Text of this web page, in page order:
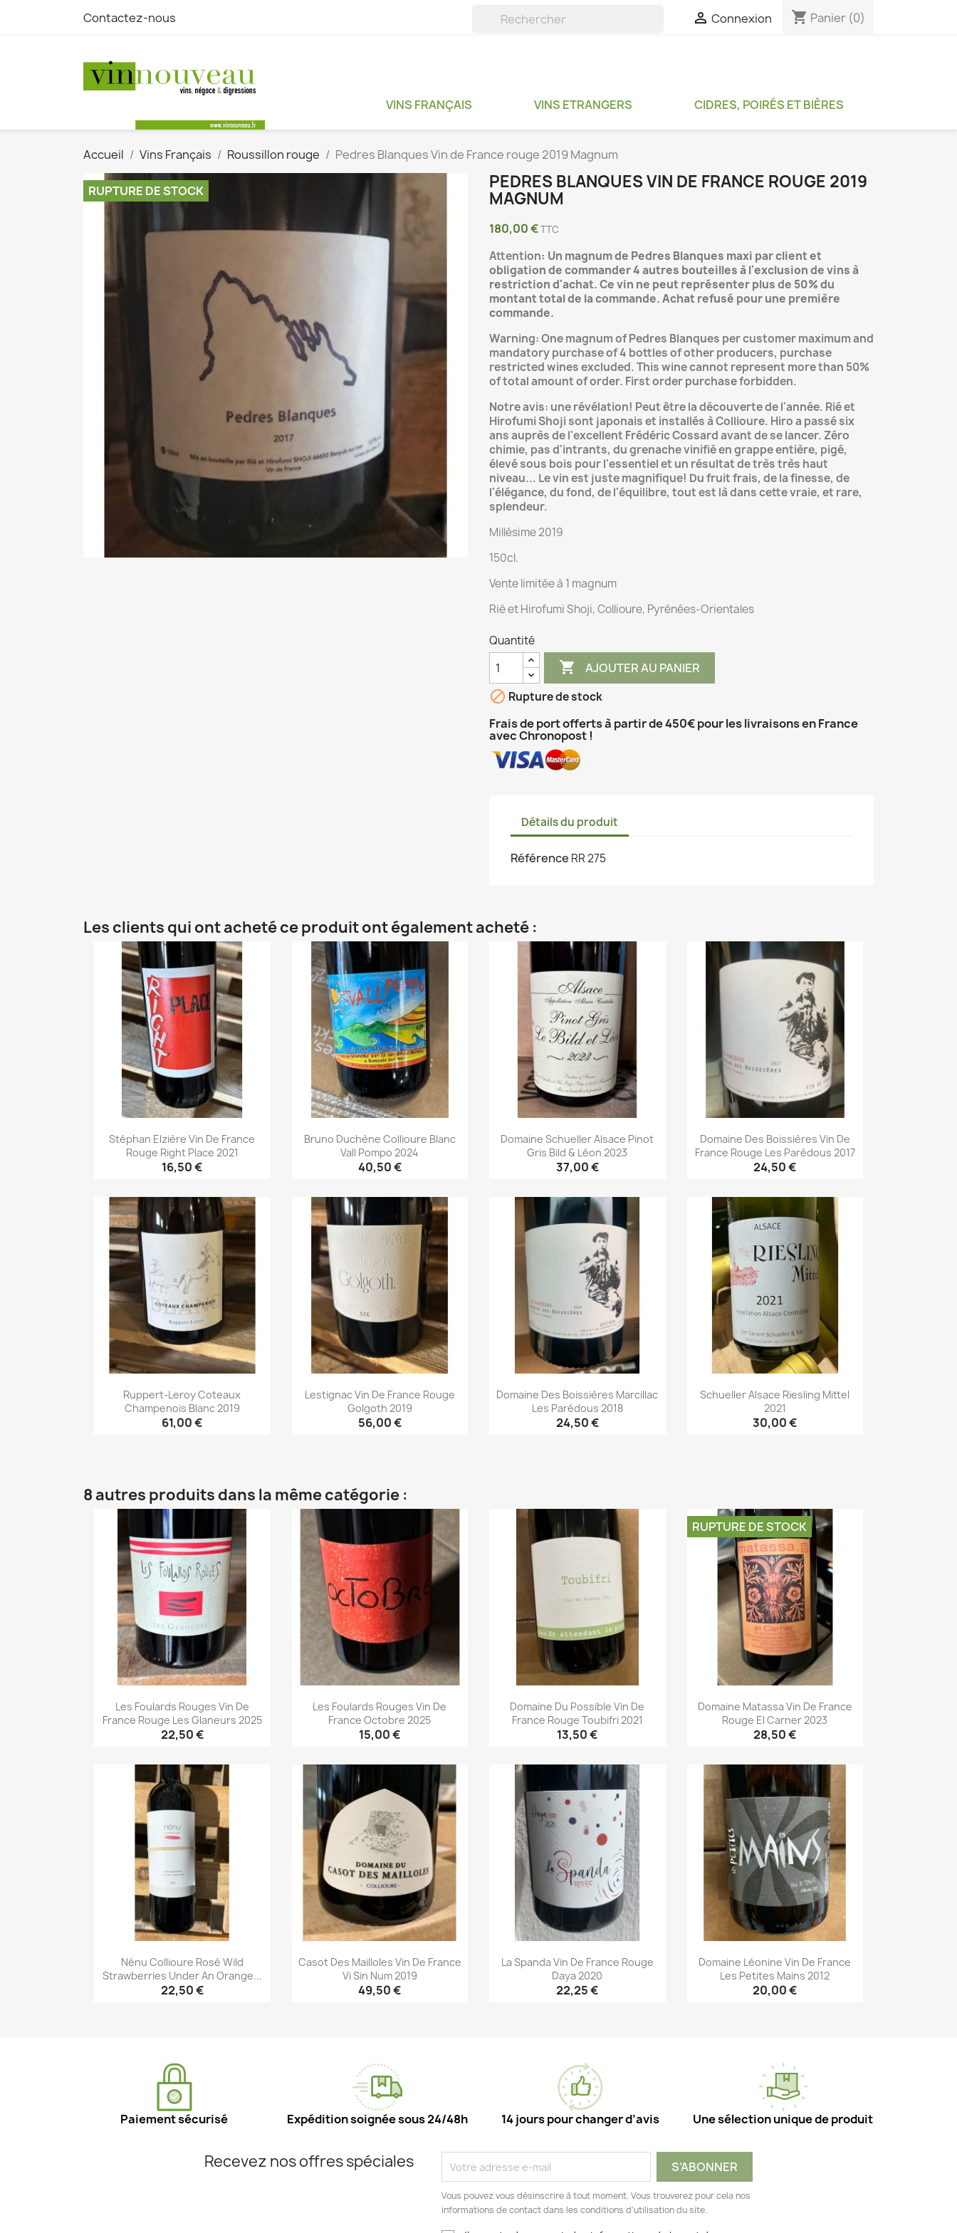
Contactez-nous  Connexion shopping_cart Panier (0)
VINS FRANÇAIS VINS ETRANGERS CIDRES, POIRÉS ET BIÈRES
Accueil Vins Français Roussillon rouge Pedres Blanques Vin de France rouge 2019 Magnum
RUPTURE DE STOCK
PEDRES BLANQUES VIN DE FRANCE ROUGE 2019
MAGNUM
180,00 €TTC
Attention: Un magnum de Pedres Blanques maxi par client et
obligation de commander 4 autres bouteilles à l'exclusion de vins à
restriction d'achat. Ce vin ne peut représenter plus de 50% du
montant total de la commande. Achat refusé pour une première
commande.
Warning:Onemagnum of Pedres Blanques per customer maximum and
mandatory purchase of 4 bottles of other producers, purchase
restricted wines excluded. This wine cannot represent more than 50%
of total amount of order. First order purchase forbidden.
Notre avis: une révélation! Peut être la découverte de l'année. Rié et
Hirofumi Shoji sont japonais et installés à Collioure. Hiro a passé six
ans auprès de l'excellent Frédéric Cossard avant de se lancer. Zéro
chimie, pas d'intrants, du grenache vinifié en grappe entière, pigé,
élevé sous bois pour l'essentiel et un résultat de très très haut
niveau... Le vin est juste magnifique! Du fruit frais, de la finesse, de
l'élégance, du fond, de l'équilibre, tout est là dans cette vraie, et rare,
splendeur.
Millésime 2019
150cl.
Vente limitée à 1 magnum
Rié et Hirofumi Shoji, Collioure, Pyrénées-Orientales
Quantité
 AJOUTER AU PANIER
 Rupture de stock
Frais de port offerts à partir de 450€ pour les livraisons en France
avec Chronopost !
Détails du produit
Référence RR 275
Les clients qui ont acheté ce produit ont également acheté :
Stéphan Elzière Vin De France
Rouge Right Place 2021
16,50 €
Aperçu rapide
Bruno Duchène Collioure Blanc
Vall Pompo 2024
40,50 €
Aperçu rapide
Domaine Schueller Alsace Pinot
Gris Bild & Léon 2023
37,00 €
Aperçu rapide
Domaine Des Boissières Vin De
France Rouge Les Parédous 2017
24,50 €
Aperçu rapide
Ruppert-Leroy Coteaux
Champenois Blanc 2019
61,00 €
Lestignac Vin De France Rouge
Golgoth 2019
56,00 €
Domaine Des Boissières Marcillac
Les Parédous 2018
24,50 €
Schueller Alsace Riesling Mittel
2021
30,00 €
8 autres produits dans la même catégorie :
Les Foulards Rouges Vin De
France Rouge Les Glaneurs 2025
22,50 €
Aperçu rapide
Les Foulards Rouges Vin De
France Octobre 2025
15,00 €
Aperçu rapide
Domaine Du Possible Vin De
France Rouge Toubifri 2021
13,50 €
Aperçu rapide
Domaine Matassa Vin De France
Rouge El Carner 2023
28,50 €
RUPTURE DE STOCK
Aperçu rapide
Nénu Collioure Rosé Wild
Strawberries Under An Orange...
22,50 €
Casot Des Mailloles Vin De France
Vi Sin Num 2019
49,50 €
La Spanda Vin De France Rouge
Daya 2020
22,25 €
Domaine Léonine Vin De France
Les Petites Mains 2012
20,00 €
Paiement sécurisé Expédition soignée sous 24/48h 14 jours pour changer d’avis Une sélection unique de produit
Recevez nos offres spéciales
Vous pouvez vous désinscrire à tout moment. Vous trouverez pour cela nos
informations de contact dans les conditions d'utilisation du site.